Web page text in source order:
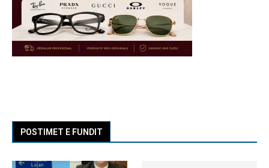
POSTIMET E FUNDIT